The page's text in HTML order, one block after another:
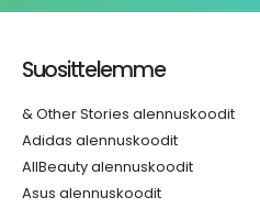
Suosittelemme
& Other Stories alennuskoodit
Adidas alennuskoodit
AllBeauty alennuskoodit
Asus alennuskoodit